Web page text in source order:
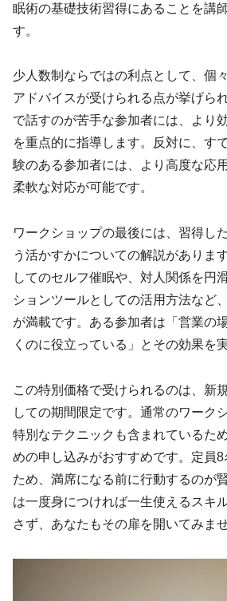
眠術の基礎技術習得にあることを講
す。
少人数制ならではの利点として、個
アドバイスが受けられる点が挙げら
で話すのが苦手な参加者には、より
を重点的に指導します。反対に、す
験のある参加者には、より高度な応
柔軟な対応が可能です。
ワークショップの最後には、習得し
う活かすかについての解説がありま
してのセルフ催眠や、対人関係を円
ションツールとしての活用方法など
が満載です。ある参加者は「営業の
くのに役立っている」とその効果を
この特別価格で受けられるのは、新
しての期間限定です。通常のワーク
特別なテクニックも含まれているた
めの申し込みがおすすめです。定員
ため、満席になる前に行動するのが
は一度身につければ一生使えるスキ
さず、あなたもその扉を開いてみま